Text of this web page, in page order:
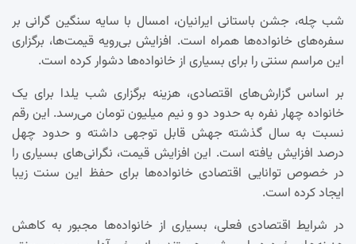
شب چله، جشن باستانی ایرانیان، امسال با سایه سنگین گرانی بر
سفره‌های خانواده‌ها همراه است. افزایش بی‌رویه قیمت‌ها، برگزاری
این مراسم سنتی را برای بسیاری از خانواده‌ها دشوار کرده است.
بر اساس گزارش‌های اقتصادی، هزینه برگزاری شب یلدا برای یک
خانواده چهار نفره به حدود دو و نیم میلیون تومان می‌رسد. این رقم
نسبت به سال گذشته جهش قابل توجهی داشته و حدود چهل
درصد افزایش یافته است. این افزایش قیمت، نگرانی‌های بسیاری را
در خصوص توانایی اقتصادی خانواده‌ها برای حفظ این سنت زیبا
ایجاد کرده است.
در شرایط اقتصادی فعلی، بسیاری از خانواده‌ها مجبور به کاهش